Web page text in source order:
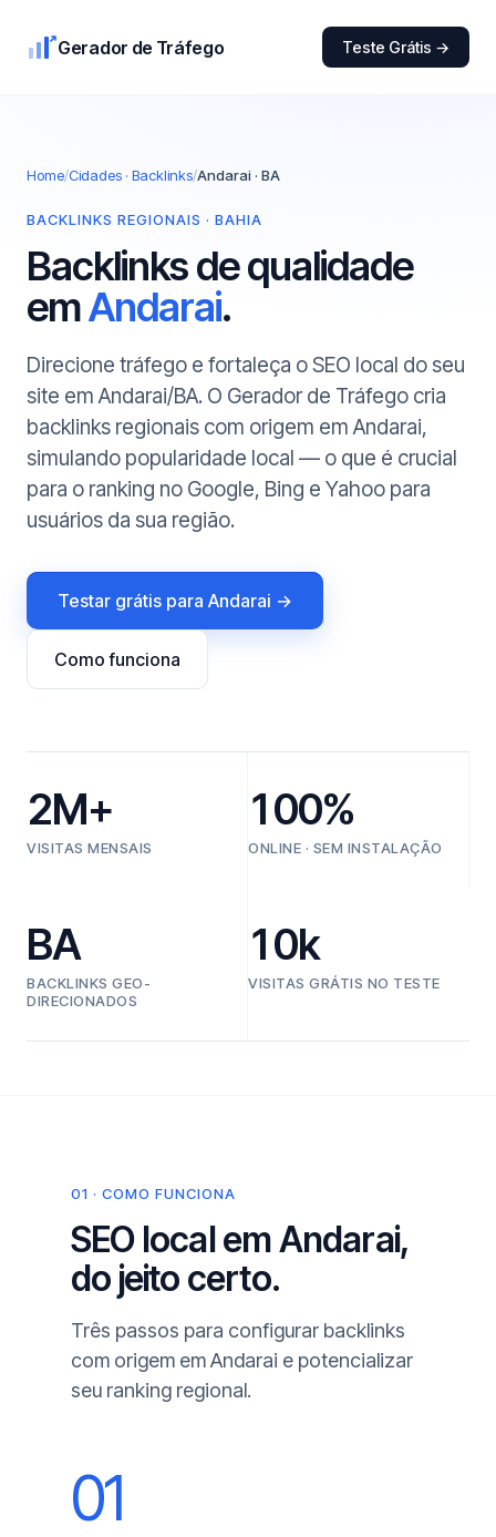
Gerador de Tráfego Teste Grátis →
Home/Cidades · Backlinks/Andarai · BA
BACKLINKS REGIONAIS · BAHIA
Backlinks de qualidade
emAndarai.
Direcione tráfego e fortaleça o SEO local do seu
site em Andarai/BA. O Gerador de Tráfego cria
backlinks regionais com origem em Andarai,
simulando popularidade local — o que é crucial
para o ranking no Google, Bing e Yahoo para
usuários da sua região.
Testar grátis para Andarai →
Como funciona
2M+
VISITAS MENSAIS
100%
ONLINE · SEM INSTALAÇÃO
BA
BACKLINKS GEO-
DIRECIONADOS
10k
VISITAS GRÁTIS NO TESTE
01 · COMO FUNCIONA
SEO local em Andarai,
do jeito certo.
Três passos para configurar backlinks
com origem em Andarai e potencializar
seu ranking regional.
01